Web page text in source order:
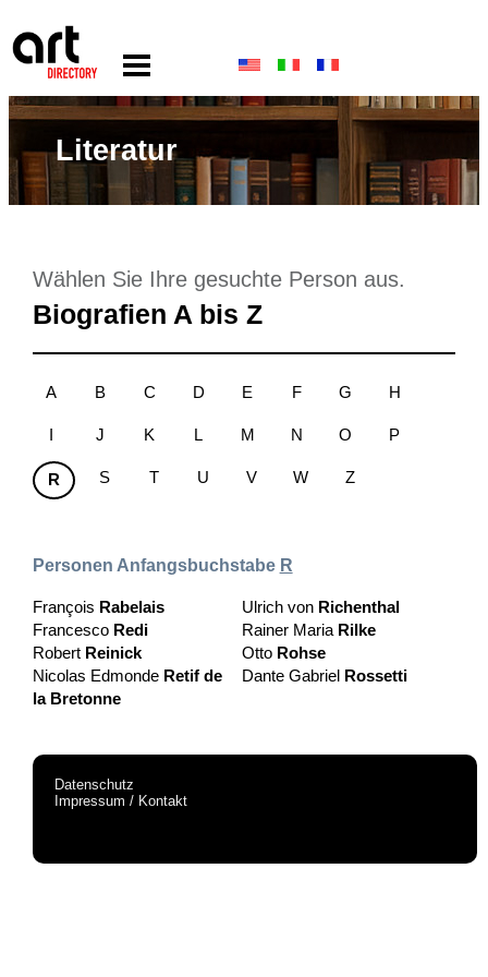
Literatur
Wählen Sie Ihre gesuchte Person aus.
Biografien A bis Z
A B C D E F G H
I J K L M N O P
R S T U V W Z
Personen Anfangsbuchstabe R
François Rabelais
Francesco Redi
Robert Reinick
Nicolas Edmonde Retif de
la Bretonne
Ulrich von Richenthal
Rainer Maria Rilke
Otto Rohse
Dante Gabriel Rossetti
Datenschutz
Impressum / Kontakt